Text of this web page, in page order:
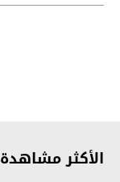
الأكثر مشاهدة